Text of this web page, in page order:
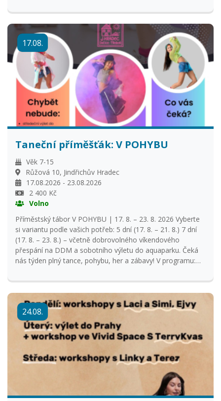
si hry, budeme tvořit a vydáme se i na společný výlet. Čeká
nás pořádná dávka letního blbnutí, kterou poslední den
zakončíme přespáním na našem domečku. Tak neváhejte a
přidejte se k nám! V ceně je započítaná celodenní strava.
Tábor bude probíhat na pracovišti DDM Na Hradbách 44, J.
Hradec (v Husových sadech proti II. ZŠ) Hlavní vedoucí:
Terka Štufková Sraz každý den mezi 7:45 a 8:00, rozchod
mezi 15:45 a 16:00.
17.08.
Taneční příměšťák: V POHYBU
Věk 7-15
Růžová 10, Jindřichův Hradec
17.08.2026 - 23.08.2026
2 400 Kč
Volno
Příměstský tábor V POHYBU | 17. 8. – 23. 8. 2026 Vyberte
si variantu podle vašich potřeb: 5 dní (17. 8. – 21. 8.) 7 dní
(17. 8. – 23. 8.) – včetně dobrovolného víkendového
přespání na DDM a sobotního výletu do aquaparku. Čeká
nás týden plný tance, pohybu, her a zábavy! V programu:
sobotní výlet do hradeckého aquaparku (7denní varianta),
diskotéka a večerní bojovka, taneční lekce každý den,
pohybové a kreativní aktivity, venkovní hry, discgolf i
procházky. Obědy zajistí menza, svačinky budeme
připravovat na DDM a páteční i sobotní večeři si společně
uvaříme. O děti se postarají oblíbené lektorky z tábora
Zootropolis (Eliška, Niki, Simi) a Let’s Dance! (Johy, Ella,
Eliška). Těšit se můžete také na workshop se Sárou a
dalšími hostujícími lektorkami. Přijďte si užít týden plný
pohybu, nových kamarádů a nezapomenutelných zážitků!
24.08.